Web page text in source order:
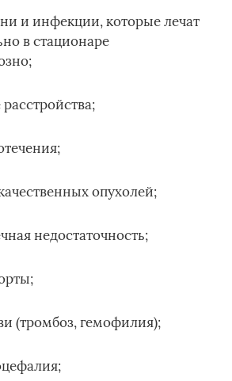
и инфекции, которые лечат
в стационаре
опухолей;
недостаточность;
(тромбоз, гемофилия);